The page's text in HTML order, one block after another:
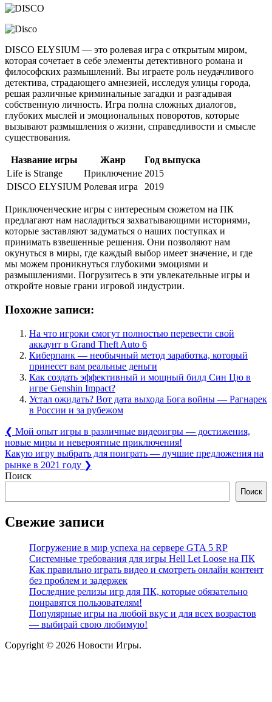
DISCO ELYSIUM — это ролевая игра с открытым миром,
которая сочетает в себе элементы детективного романа и
философских размышлений. Вы играете роль неудачливого
детектива, страдающего амнезией, исследуя улицы города,
решая различные криминальные загадки и разгадывая
собственную личность. Игра полна сложных диалогов,
глубоких мыслей и эмоциональных поворотов, которые
вызывают размышления о жизни, справедливости и смысле
существования.
Название игры Жанр
Год выпуска
Life is Strange
Приключение 2015
DISCO ELYSIUM Ролевая игра 2019
Приключенческие игры с интересным сюжетом на ПК
предлагают нам насладиться захватывающими историями,
которые заставляют задуматься о наших поступках и
принимать взвешенные решения. Они позволяют нам
окунуться в миры, где каждый выбор имеет значение, и где
мы можем проникнуться глубокими эмоциями и
размышлениями. Погрузитесь в эти увлекательные игры и
откройте новые грани игровой индустрии.
Похожие записи:
На что игроки смогут полностью перевести свой
аккаунт в Grand Theft Auto 6
Киберпанк — необычный метод заработка, который
принесет вам реальные деньги
Как создать эффективный и мощный билд Син Цю в
игре Genshin Impact?
Устал ожидать? Вот дата выхода Бога войны — Рагнарек
в России и за рубежом
Навигация
по
записям
❮ Previous
Post:
Мой опыт игры в различные видеоигры — достижения,
новые миры и невероятные приключения!
Next
Post:
Какую игру выбрать для поиграть — лучшие предложения на
рынке в 2021 году ❯
Поиск
Поиск
Свежие записи
Погружение в мир успеха на сервере GTA 5 RP
Системные требования для игры Hell Let Loose на ПК
Как правильно играть видео и смотреть онлайн контент
без проблем и задержек
Последние релизы игр для ПК, которые обязательно
понравятся пользователям!
Популярные игры на любой вкус и для всех возрастов
— выбирай свою любимую!
Copyright © 2026 Новости Игры.